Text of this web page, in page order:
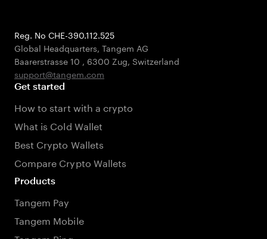
Reg. No CHE-390.112.525
Global Headquarters, Tangem AG
Baarerstrasse 10 , 6300 Zug, Switzerland
support@tangem.com
Get started
How to start with a crypto
What is Cold Wallet
Best Crypto Wallets
Compare Crypto Wallets
Products
Tangem Pay
Tangem Mobile